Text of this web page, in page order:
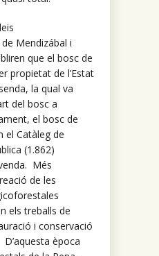
Mendizábal i
que el bosc de
propietat de l’Estat
la qual va
del bosc a
el bosc de
el Catàleg de
(1.862)
Més
de les
els treballs de
i conservació
època